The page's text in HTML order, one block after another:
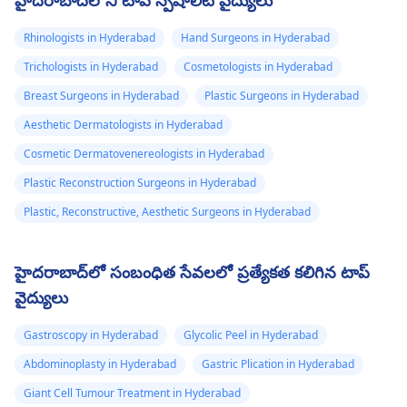
Rhinologists in Hyderabad
Hand Surgeons in Hyderabad
Trichologists in Hyderabad
Cosmetologists in Hyderabad
Breast Surgeons in Hyderabad
Plastic Surgeons in Hyderabad
Aesthetic Dermatologists in Hyderabad
Cosmetic Dermatovenereologists in Hyderabad
Plastic Reconstruction Surgeons in Hyderabad
Plastic, Reconstructive, Aesthetic Surgeons in Hyderabad
హైదరాబాద్‌లో సంబంధిత సేవలలో ప్రత్యేకత కలిగిన టాప్
వైద్యులు
Gastroscopy in Hyderabad
Glycolic Peel in Hyderabad
Abdominoplasty in Hyderabad
Gastric Plication in Hyderabad
Giant Cell Tumour Treatment in Hyderabad